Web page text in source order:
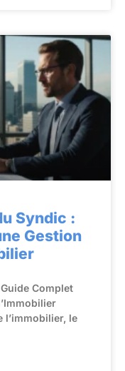
Syndic :
Gestion
Complet
l’immobilier, le